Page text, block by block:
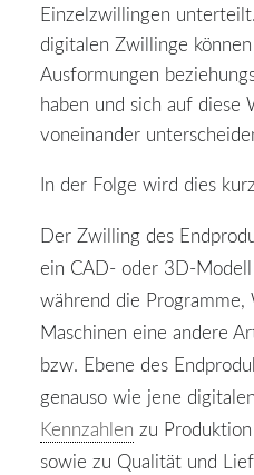
Einzelzwillingen
digitalen Zwillinge
Ausformungen
haben und sich auf diese
voneinander
In der Folge wird dies
Der Zwilling des
ein CAD- oder 3D-Modell
während die Programme,
Maschinen eine andere
bzw. Ebene des
genauso wie jene
Kennzahlen zu
sowie zu Qualität und